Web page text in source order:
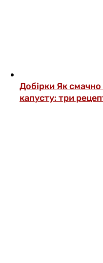
Добірки Як
капусту: три